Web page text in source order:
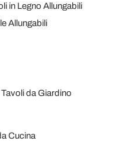
in Legno Allungabili
Allungabili
Tavoli da Giardino
Cucina